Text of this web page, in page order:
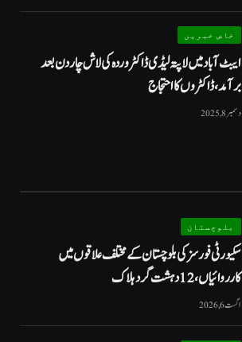
خاص خبریں
ایبٹ آباد میں لاپتہ لیڈی ڈاکٹر وردہ کی لاش چار دن بعد
برآمد، ڈاکٹروں کا احتجاج
دسمبر 8, 2025
بلوچستان
سکیورٹی فورسز کی بلوچستان کے مختلف علاقوں میں
کارروائیاں ، 12 دہشت گرد ہلاک
اگست 6, 2026